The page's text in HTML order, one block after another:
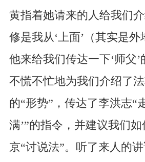
黄指着她请来的人给我们
修是我从‘上面’（其实是
他来给我们传达一下‘师父’
不慌不忙地为我们介绍了
的“形势”，传达了李洪志“
满’”的指令，并建议我们
京“讨说法”。听了来人的